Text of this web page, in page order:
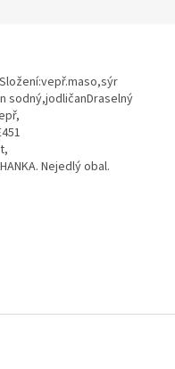
sodný,jodličanDraselný
Nejedlý obal.